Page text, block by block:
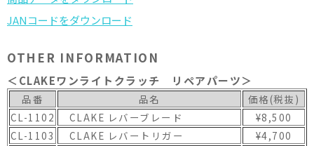
OTHER INFORMATION
＜CLAKEワンライトクラッチ リペアパーツ＞
品番 品名
価格(税抜)
CL-1102
CLAKE レバーブレード
¥8,500
CL-1103
CLAKE レバートリガー
¥4,700